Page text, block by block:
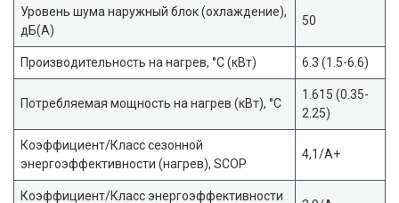
Уровень шума наружный блок (охлаждение),
дБ(А)
50
Производительность на нагрев, °С (кВт) 6.3 (1.5-6.6)
Потребляемая мощность на нагрев (кВт), °С
1.615 (0.35-
2.25)
Коэффициент/Класс сезонной
энергоэффективности (нагрев), SCOP
4,1/A+
Коэффициент/Класс энергоэффективности